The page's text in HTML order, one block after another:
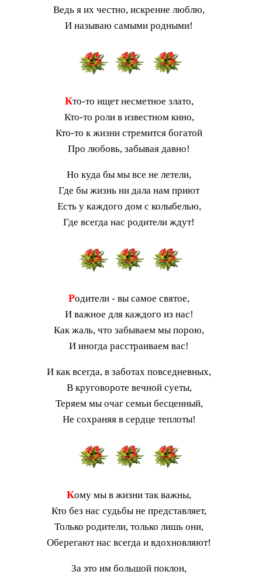
Ведь я их честно, искренне люблю,
И называю самыми родными!
Кто-то ищет несметное злато,
Кто-то роли в известном кино,
Кто-то к жизни стремится богатой
Про любовь, забывая давно!
Но куда бы мы все не летели,
Где бы жизнь ни дала нам приют
Есть у каждого дом с колыбелью,
Где всегда нас родители ждут!
Родители - вы самое святое,
И важное для каждого из нас!
Как жаль, что забываем мы порою,
И иногда расстраиваем вас!
И как всегда, в заботах повседневных,
В круговороте вечной суеты,
Теряем мы очаг семьи бесценный,
Не сохраняя в сердце теплоты!
Кому мы в жизни так важны,
Кто без нас судьбы не представляет,
Только родители, только лишь они,
Оберегают нас всегда и вдохновляют!
За это им большой поклон,